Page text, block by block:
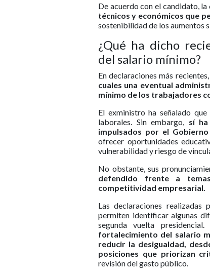
De acuerdo con el candidato,
técnicos y económicos que
sostenibilidad de los aumentos
¿Qué ha dicho
del salario mínimo?
En declaraciones más recientes,
cuales una eventual
mínimo de los trabajadores
El exministro ha señalado
laborales. Sin embargo, sí
impulsados por el
ofrecer oportunidades
vulnerabilidad y riesgo de
No obstante, sus
defendido frente a
competitividad empresarial.
Las declaraciones
permiten identificar algunas
segunda vuelta presidencial.
fortalecimiento del salario
reducir la desigualdad,
posiciones que priorizan
revisión del gasto público.